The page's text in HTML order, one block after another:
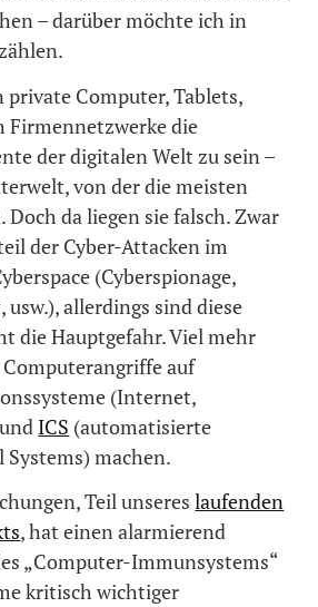
– darüber möchte ich in
private Computer, Tablets,
Firmennetzwerke die
der digitalen Welt zu sein –
von der die meisten
Doch da liegen sie falsch. Zwar
der Cyber-Attacken im
(Cyberspionage,
allerdings sind diese
die Hauptgefahr. Viel mehr
auf
(Internet,
ICS (automatisierte
machen.
Teil unsereslaufenden
, hat einen alarmierend
„Computer-Immunsystems“
kritisch wichtiger